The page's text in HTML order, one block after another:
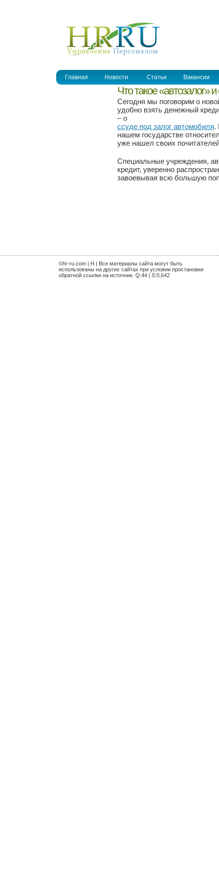
Главная Новости Статьи Вакансии
Что такое «автозалог»
Сегодня мы поговорим о
удобно взять денежный
– о
ссуде под залог автомобиля.
нашем государстве
уже нашел своих
Специальные учреждения,
кредит, уверенно
завоевывая всю большую
©hr-ru.com | H | Все материалы сайта могут быть
использованы на других сайтах при условии простановки
обратной ссылки на источник. Q:44 | S:0,642